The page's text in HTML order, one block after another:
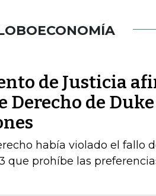
de Justicia
Derecho de
había violado el fallo
que prohíbe las